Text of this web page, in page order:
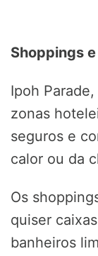
Shoppings
Ipoh
zonas
seguros e
calor ou da
Os
quiser
banheiros